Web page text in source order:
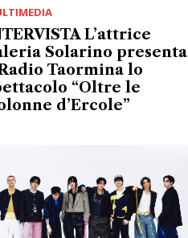
L’attrice
Solarino presenta
Taormina lo
“Oltre le
d’Ercole”